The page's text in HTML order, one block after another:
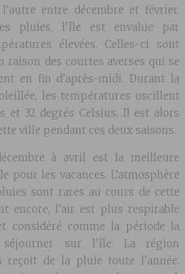
entre décembre et février.
pluies, l’île est envahie par
élevées. Celles-ci sont
raison des courtes averses qui se
en fin d’après-midi. Durant la
les températures oscillent
et 32 ​​degrés Celsius. Il est alors
ville pendant ces deux saisons.
à avril est la meilleure
pour les vacances. L’atmosphère
sont rares au cours de cette
encore, l’air est plus respirable
considéré comme la période la
sur l’île. La région
reçoit de la pluie toute l’année.